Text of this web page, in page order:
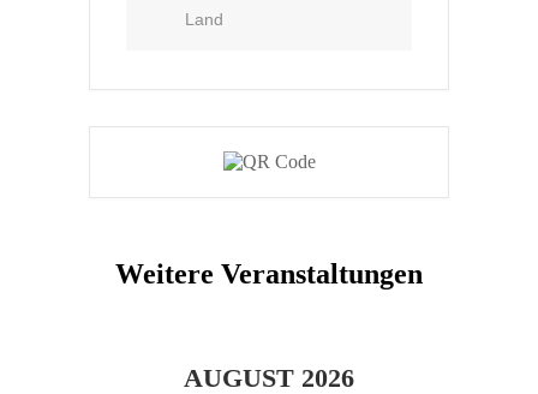
Land
Weitere Veranstaltungen
AUGUST 2026